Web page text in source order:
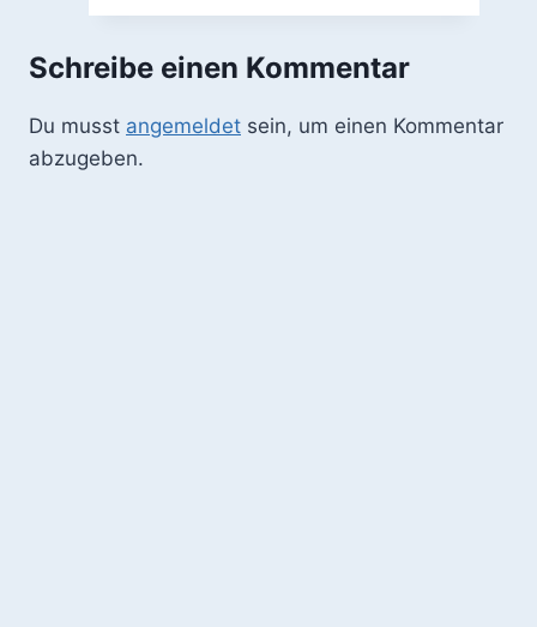
von
–
Rollenspielangebot
Schreibe einen Kommentar
Du musst angemeldet sein, um einen Kommentar
abzugeben.